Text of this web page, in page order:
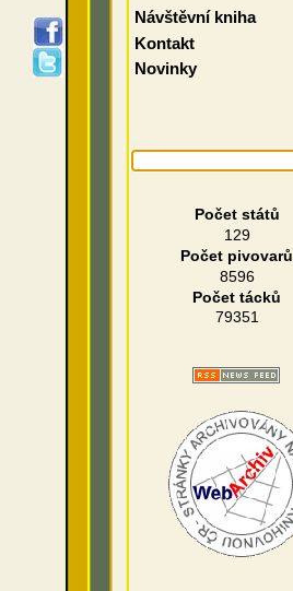
Návštěvní kniha
Kontakt
Novinky
Počet států
129
Počet pivovarů
8596
Počet tácků
79351